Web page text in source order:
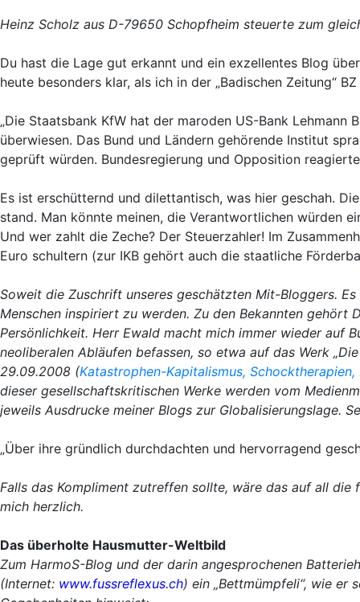
Heinz Scholz aus D-79650 Schopfheim steuerte zum
Du hast die Lage gut erkannt und ein exzellentes Blog
heute besonders klar, als ich in der „Badischen Zeitung“
„Die Staatsbank KfW hat der maroden US-Bank
überwiesen. Das Bund und Ländern gehörende Institut
geprüft würden. Bundesregierung und Opposition
Es ist erschütternd und dilettantisch, was hier geschah.
stand. Man könnte meinen, die Verantwortlichen würden
Und wer zahlt die Zeche? Der Steuerzahler! Im
Euro schultern (zur IKB gehört auch die staatliche
Soweit die Zuschrift unseres geschätzten Mit-Bloggers.
Menschen inspiriert zu werden. Zu den Bekannten gehört
Persönlichkeit. Herr Ewald macht mich immer wieder auf
neoliberalen Abläufen befassen, so etwa auf das Werk
29.09.2008 (Katastrophen-Kapitalismus,
dieser gesellschaftskritischen Werke werden vom
jeweils Ausdrucke meiner Blogs zur Globalisierungslage.
„Über ihre gründlich durchdachten und hervorragend
Falls das Kompliment zutreffen sollte, wäre das auf all
mich herzlich.
Das überholte Hausmutter-Weltbild
Zum HarmoS-Blog und der darin angesprochenen
(Internet: www.fussreflexus.ch) ein „Bettmümpfeli“, wie er